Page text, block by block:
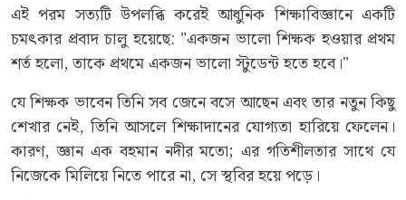
এই পরম সত্যটি উপলব্ধি করেই আধুনিক শিক্ষাবিজ্ঞানে একটি
চমৎকার প্রবাদ চালু হয়েছে: "একজন ভালো শিক্ষক হওয়ার প্রথম
শর্ত হলো, তাকে প্রথমে একজন ভালো স্টুডেন্ট হতে হবে।"
যে শিক্ষক ভাবেন তিনি সব জেনে বসে আছেন এবং তার নতুন কিছু
শেখার নেই, তিনি আসলে শিক্ষাদানের যোগ্যতা হারিয়ে ফেলেন।
কারণ, জ্ঞান এক বহমান নদীর মতো; এর গতিশীলতার সাথে যে
নিজেকে মিলিয়ে নিতে পারে না, সে স্থবির হয়ে পড়ে।